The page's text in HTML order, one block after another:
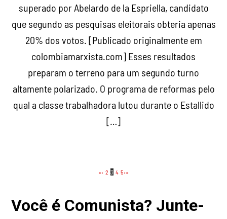
superado por Abelardo de la Espriella, candidato
que segundo as pesquisas eleitorais obteria apenas
20% dos votos. [Publicado originalmente em
colombiamarxista.com] Esses resultados
preparam o terreno para um segundo turno
altamente polarizado. O programa de reformas pelo
qual a classe trabalhadora lutou durante o Estallido
[…]
«‹ 2 3 4 5›»